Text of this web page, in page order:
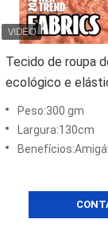
Tecido de roupa
ecológico e
de roupas de banho
Peso:300 gm
Largura:130cm